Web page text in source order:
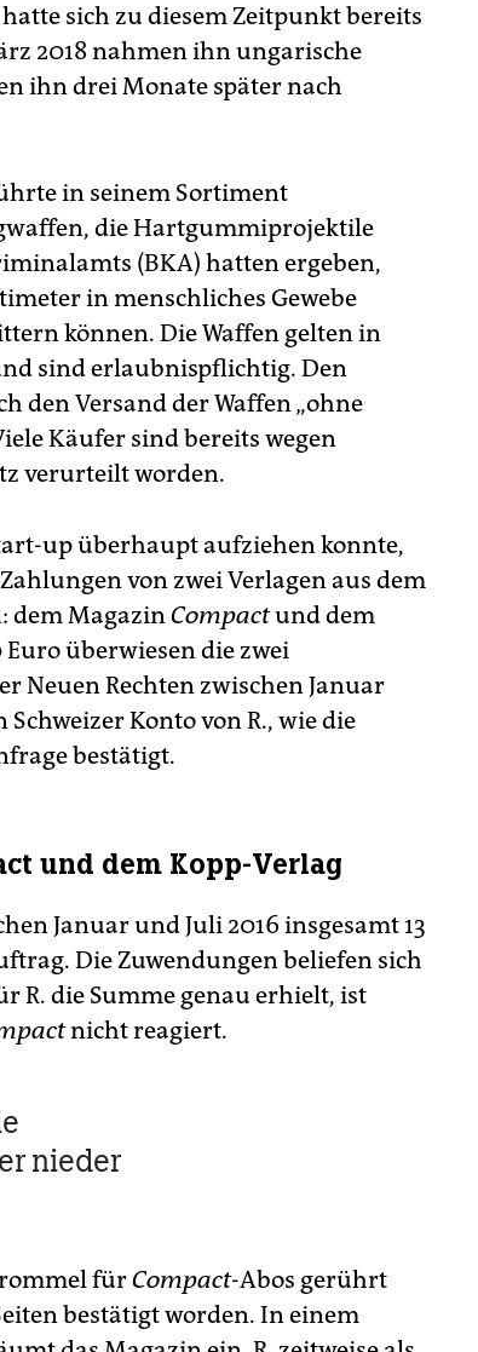
sich zu diesem Zeitpunkt bereits
2018 nahmen ihn ungarische
ihn drei Monate später nach
in seinem Sortiment
die Hartgummiprojektile
(BKA) hatten ergeben,
in menschliches Gewebe
können. Die Waffen gelten in
sind erlaubnispflichtig. Den
den Versand der Waffen „ohne
Käufer sind bereits wegen
verurteilt worden.
up überhaupt aufziehen konnte,
von zwei Verlagen aus dem
dem MagazinCompactund dem
überwiesen die zwei
Neuen Rechten zwischen Januar
Schweizer Konto von R., wie die
bestätigt.
und dem Kopp-Verlag
Januar und Juli 2016 insgesamt 13
Die Zuwendungen beliefen sich
R. die Summe genau erhielt, ist
nicht reagiert.
nieder
fürCompact-Abos gerührt
bestätigt worden. In einem